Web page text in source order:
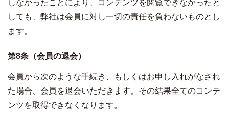
しなかったことにより、コンテンツを閲覧できなかったと
しても、弊社は会員に対し一切の責任を負わないものとし
ます。
第8条（会員の退会）
会員から次のような手続き、もしくはお申し入れがなされ
た場合、会員を退会いただきます。その結果全てのコンテ
ンツを取得できなくなります。